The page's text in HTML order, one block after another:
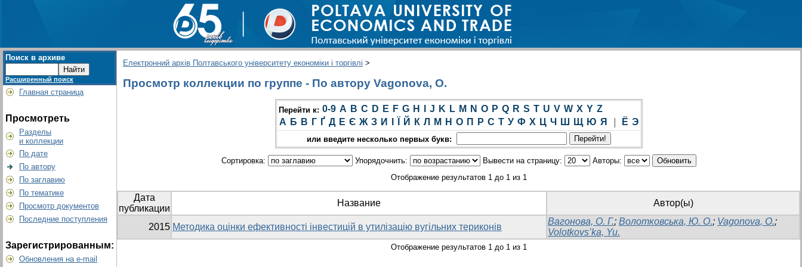
Поиск в архиве
Расширенный поиск
Главная страница
Просмотреть
Разделы
и коллекции
По дате
По автору
По заглавию
По тематике
Просмотр документов
Последние поступления
Зарегистрированным:
Обновления на e-mail
Електронний архів Полтавського університету економіки і торгівлі >
Просмотр коллекции по группе - По автору Vagonova, O.
Перейти к: 0-9 A B C D E F G H J K L M N O P Q R S T U V W X Y Z
А Б В Г Ґ Д Е Є Ж З И Й К Л М Н О П Р С Т У Ф Х Ц Ч Ш Щ Ю Я Ё Э
или введите несколько первых букв:
Сортировка: Упорядочнить: Вывести на страницу:
Авторы:
Отображение результатов 1 до 1 из 1
Дата
публикации
Название Автор(ы)
2015 Методика оцінки ефективності інвестицій в утилізацію вугільних териконів
Вагонова, О. Г.; Волотковська, Ю. О.; Vagonova, O.;
Volotkovs’ka, Yu.
Отображение результатов 1 до 1 из 1